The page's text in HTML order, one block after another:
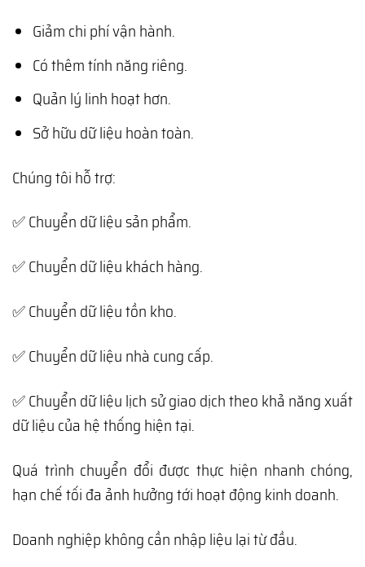
Giảm chi phí vận hành.
Có thêm tính năng riêng.
Quản lý linh hoạt hơn.
Sở hữu dữ liệu hoàn toàn.
Chúng tôi hỗ trợ:
✅ Chuyển dữ liệu sản phẩm.
✅ Chuyển dữ liệu khách hàng.
✅ Chuyển dữ liệu tồn kho.
✅ Chuyển dữ liệu nhà cung cấp.
✅ Chuyển dữ liệu lịch sử giao dịch theo khả năng xuất
dữ liệu của hệ thống hiện tại.
Quá trình chuyển đổi được thực hiện nhanh chóng,
hạn chế tối đa ảnh hưởng tới hoạt động kinh doanh.
Doanh nghiệp không cần nhập liệu lại từ đầu.